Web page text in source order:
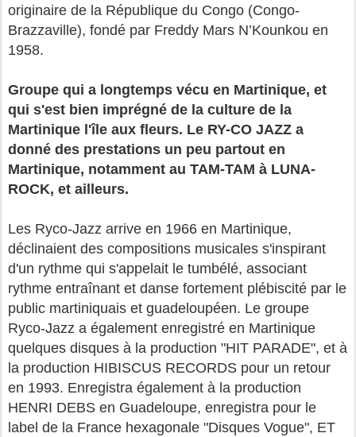
originaire de la République du Congo (Congo-
Brazzaville), fondé par Freddy Mars N’Kounkou en
1958.
Groupe qui a longtemps vécu en Martinique, et
qui s'est bien imprégné de la culture de la
Martinique l'île aux fleurs. Le RY-CO JAZZ a
donné des prestations un peu partout en
Martinique, notamment au TAM-TAM à LUNA-
ROCK, et ailleurs.
Les Ryco-Jazz arrive en 1966 en Martinique,
déclinaient des compositions musicales s'inspirant
d'un rythme qui s'appelait le tumbélé, associant
rythme entraînant et danse fortement plébiscité par le
public martiniquais et guadeloupéen. Le groupe
Ryco-Jazz a également enregistré en Martinique
quelques disques à la production "HIT PARADE", et à
la production HIBISCUS RECORDS pour un retour
en 1993. Enregistra également à la production
HENRI DEBS en Guadeloupe, enregistra pour le
label de la France hexagonale "Disques Vogue", ET